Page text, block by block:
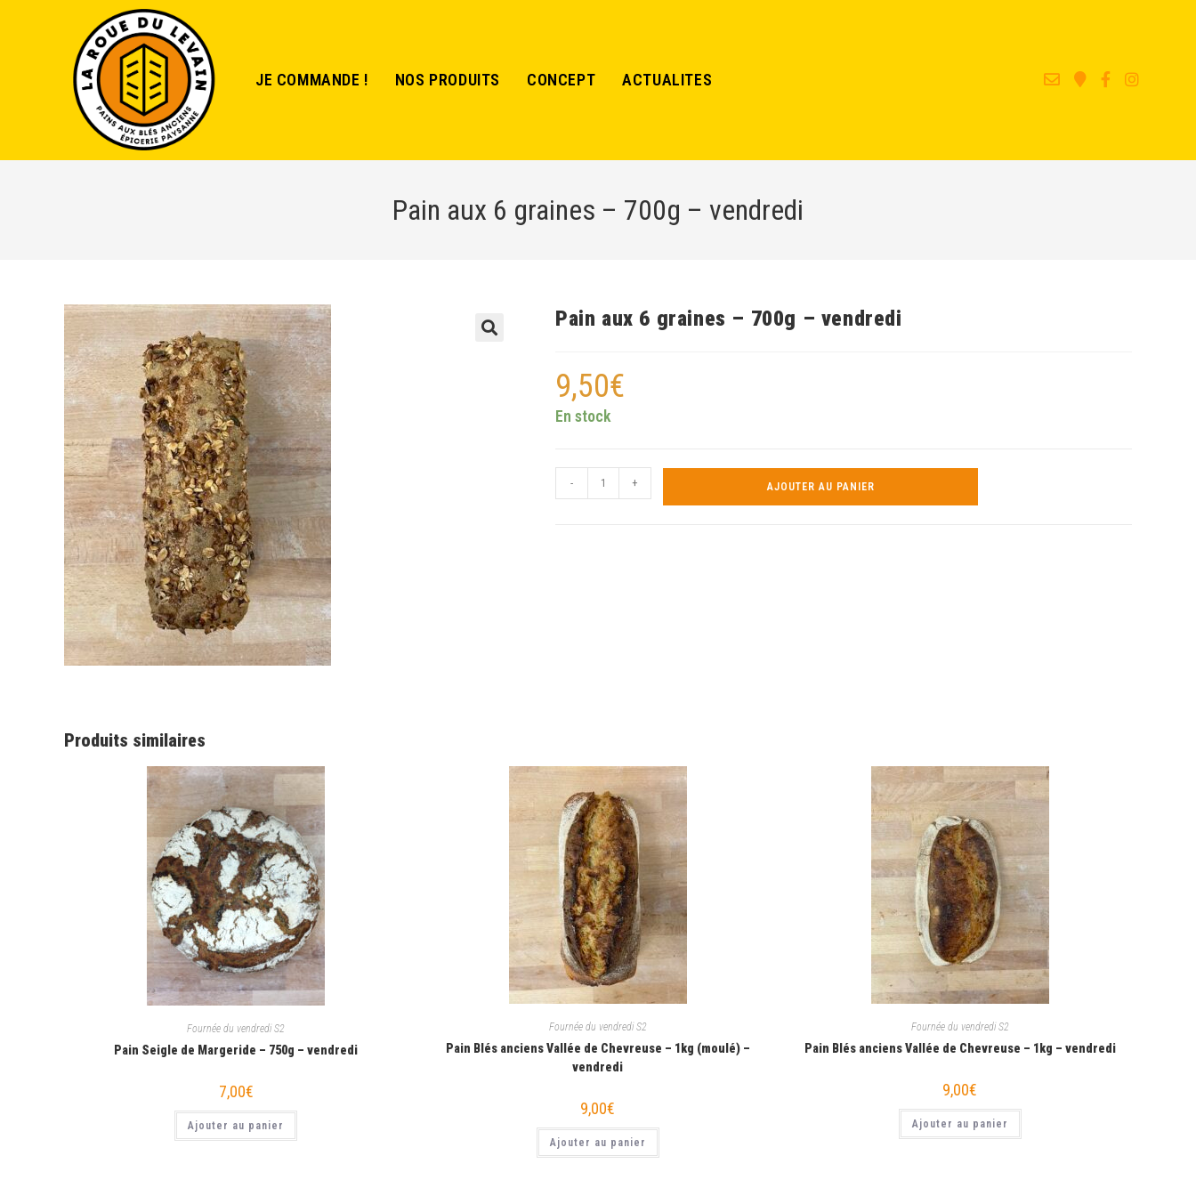
JE COMMANDE ! NOS PRODUITS CONCEPT ACTUALITES
Pain aux 6 graines – 700g – vendredi
Pain aux 6 graines – 700g – vendredi
9,50€
En stock
- + AJOUTER AU PANIER
Produits similaires
Fournée du vendredi S2
Pain Seigle de Margeride – 750g – vendredi
7,00€
Ajouter au panier
Fournée du vendredi S2
Pain Blés anciens Vallée de Chevreuse – 1kg (moulé) –
vendredi
9,00€
Ajouter au panier
Fournée du vendredi S2
Pain Blés anciens Vallée de Chevreuse – 1kg – vendredi
9,00€
Ajouter au panier